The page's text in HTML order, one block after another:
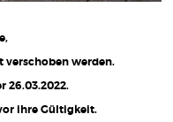
verschoben werden.
26.03.2022.
ihre Gültigkeit.